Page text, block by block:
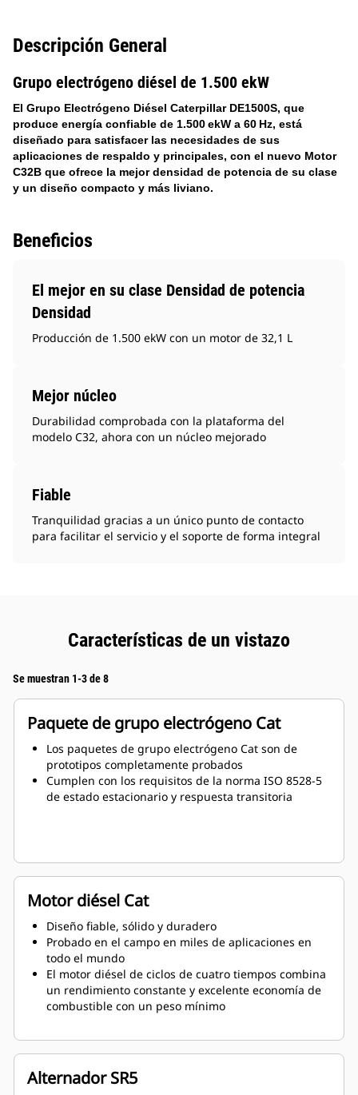
Descripción General
Grupo electrógeno diésel de 1.500 ekW
El Grupo Electrógeno Diésel Caterpillar DE1500S, que
produce energía confiable de 1.500 ekW a 60 Hz, está
diseñado para satisfacer las necesidades de sus
aplicaciones de respaldo y principales, con el nuevo Motor
C32B que ofrece la mejor densidad de potencia de su clase
y un diseño compacto y más liviano.
Beneficios
El mejor en su clase Densidad de potencia
Densidad
Producción de 1.500 ekW con un motor de 32,1 L
Mejor núcleo
Durabilidad comprobada con la plataforma del
modelo C32, ahora con un núcleo mejorado
Fiable
Tranquilidad gracias a un único punto de contacto
para facilitar el servicio y el soporte de forma integral
Características de un vistazo
Se muestran 1-3 de 8
Paquete de grupo electrógeno Cat
Los paquetes de grupo electrógeno Cat son de
prototipos completamente probados
Cumplen con los requisitos de la norma ISO 8528-5
de estado estacionario y respuesta transitoria
Motor diésel Cat
Diseño fiable, sólido y duradero
Probado en el campo en miles de aplicaciones en
todo el mundo
El motor diésel de ciclos de cuatro tiempos combina
un rendimiento constante y excelente economía de
combustible con un peso mínimo
Alternador SR5